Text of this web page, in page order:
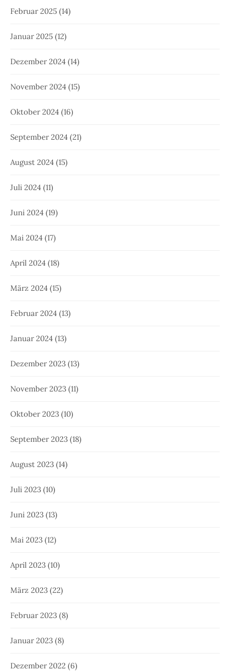
Februar 2025 (14)
Januar 2025 (12)
Dezember 2024 (14)
November 2024 (15)
Oktober 2024 (16)
September 2024 (21)
August 2024 (15)
Juli 2024 (11)
Juni 2024 (19)
Mai 2024 (17)
April 2024 (18)
März 2024 (15)
Februar 2024 (13)
Januar 2024 (13)
Dezember 2023 (13)
November 2023 (11)
Oktober 2023 (10)
September 2023 (18)
August 2023 (14)
Juli 2023 (10)
Juni 2023 (13)
Mai 2023 (12)
April 2023 (10)
März 2023 (22)
Februar 2023 (8)
Januar 2023 (8)
Dezember 2022 (6)